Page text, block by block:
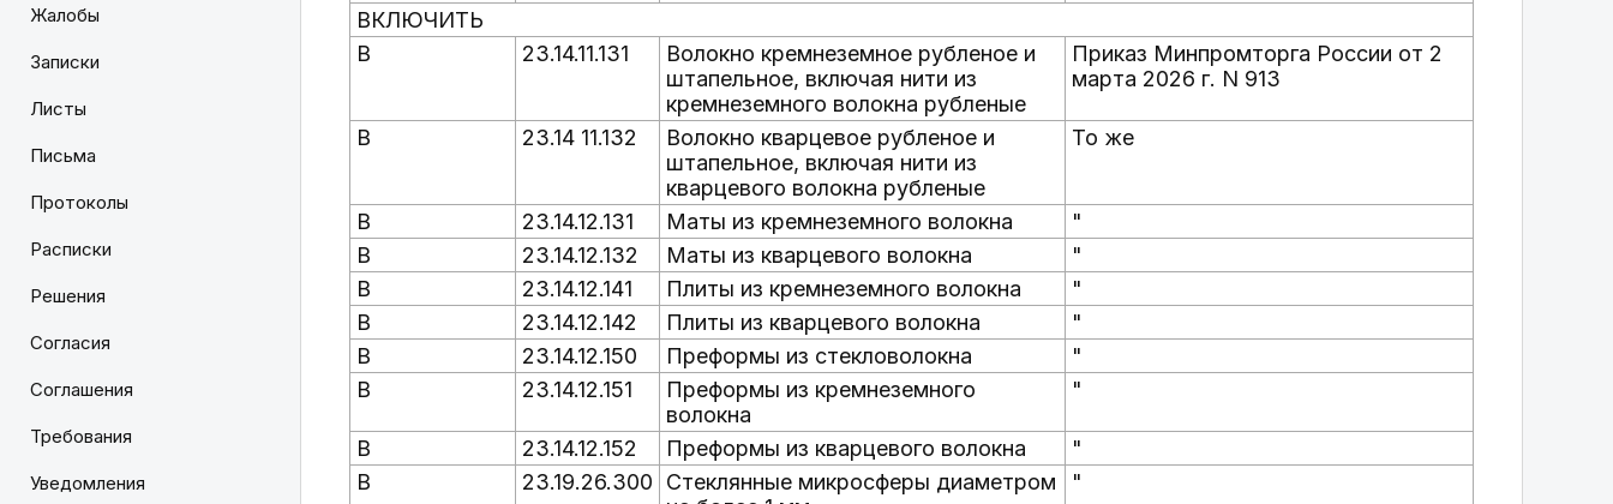
Жалобы
Записки
Листы
Письма
Протоколы
Расписки
Решения
Согласия
Соглашения
Требования
Уведомления
ВКЛЮЧИТЬ
В
23.14.11.131
Волокно кремнеземное рубленое и
штапельное, включая нити из
кремнеземного волокна рубленые
Приказ Минпромторга России от 2
марта 2026 г. N 913
В 23.14 11.132
Волокно кварцевое рубленое и
штапельное, включая нити из
кварцевого волокна рубленые
То же
В 23.14.12.131 Маты из кремнеземного волокна
"
В
23.14.12.132 Маты из кварцевого волокна
"
В
23.14.12.141 Плиты из кремнеземного волокна
"
В
23.14.12.142 Плиты из кварцевого волокна
"
В
23.14.12.150 Преформы из стекловолокна
"
В
23.14.12.151
Преформы из кремнеземного
волокна
"
В 23.14.12.152 Преформы из кварцевого волокна
"
В
23.19.26.300
Стеклянные микросферы диаметром
"